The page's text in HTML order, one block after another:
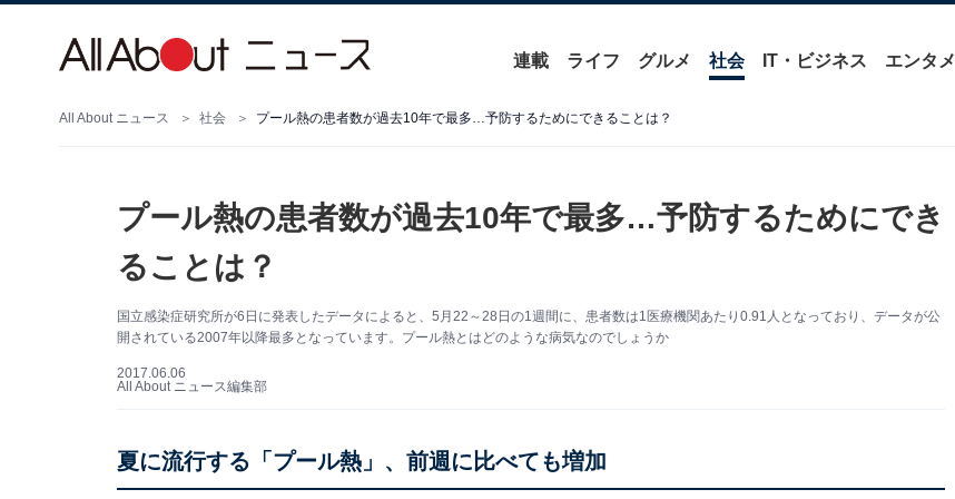
連載 ライフ グルメ 社会 IT・ビジネス エンタメ
All About ニュース 社会 プール熱の患者数が過去10年で最多…予防するためにできることは？
プール熱の患者数が過去10年で最多…予防するためにでき
ることは？
国立感染症研究所が6日に発表したデータによると、5月22～28日の1週間に、患者数は1医療機関あたり0.91人となっており、データが公
開されている2007年以降最多となっています。プール熱とはどのような病気なのでしょうか
2017.06.06
All About ニュース編集部
夏に流行する「プール熱」、前週に比べても増加